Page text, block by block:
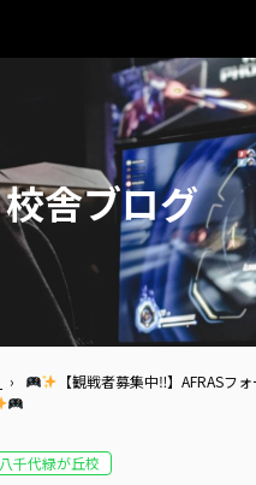
校舎ブログ
›
【観戦者募集中‼】AFRASフ
八千代緑が丘校